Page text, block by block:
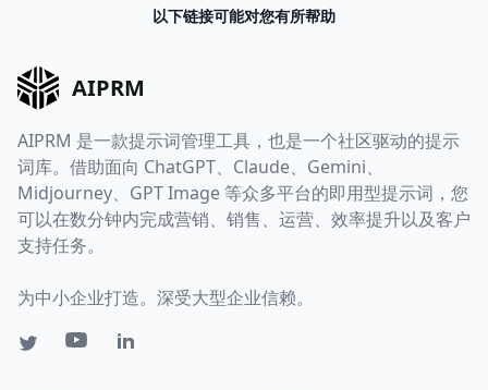
以下链接可能对您有所帮助
AIPRM
AIPRM 是一款提示词管理工具，也是一个社区驱动的提示
词库。借助面向 ChatGPT、Claude、Gemini、
Midjourney、GPT Image 等众多平台的即用型提示词，您
可以在数分钟内完成营销、销售、运营、效率提升以及客户
支持任务。
为中小企业打造。深受大型企业信赖。